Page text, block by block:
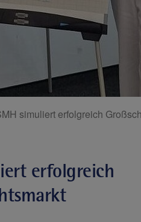
simuliert erfolgreich
erfolgreich